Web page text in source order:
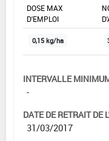
DOSE MAX
D'EMPLOI
0,15 kg/ha
INTERVALLE
-
DATE DE RETRAIT DE
31/03/2017